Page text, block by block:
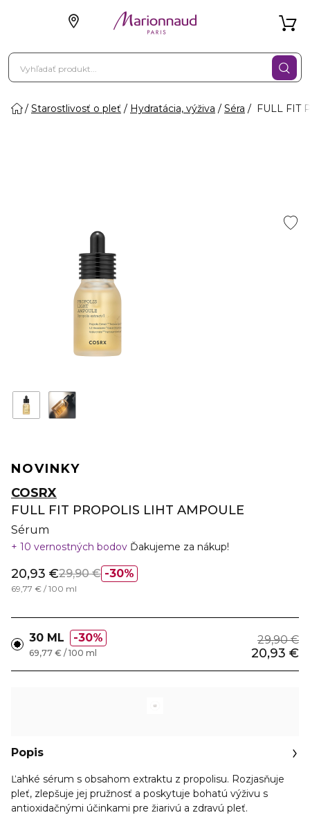
Starostlivosť o pleť Hydratácia, výživa Séra FULL FIT
NOVINKY
COSRX
FULL FIT PROPOLIS LIHT AMPOULE
Sérum
10 vernostných bodov Ďakujeme za nákup!
30%
20,93 €29,90 €
69,77 € / 100 ml
30 ML 30% 29,90 €
20,93 €
69,77 € / 100 ml
Popis
Ľahké sérum s obsahom extraktu z propolisu. Rozjasňuje
pleť, zlepšuje jej pružnosť a poskytuje bohatú výživu s
antioxidačnými účinkami pre žiarivú a zdravú pleť.